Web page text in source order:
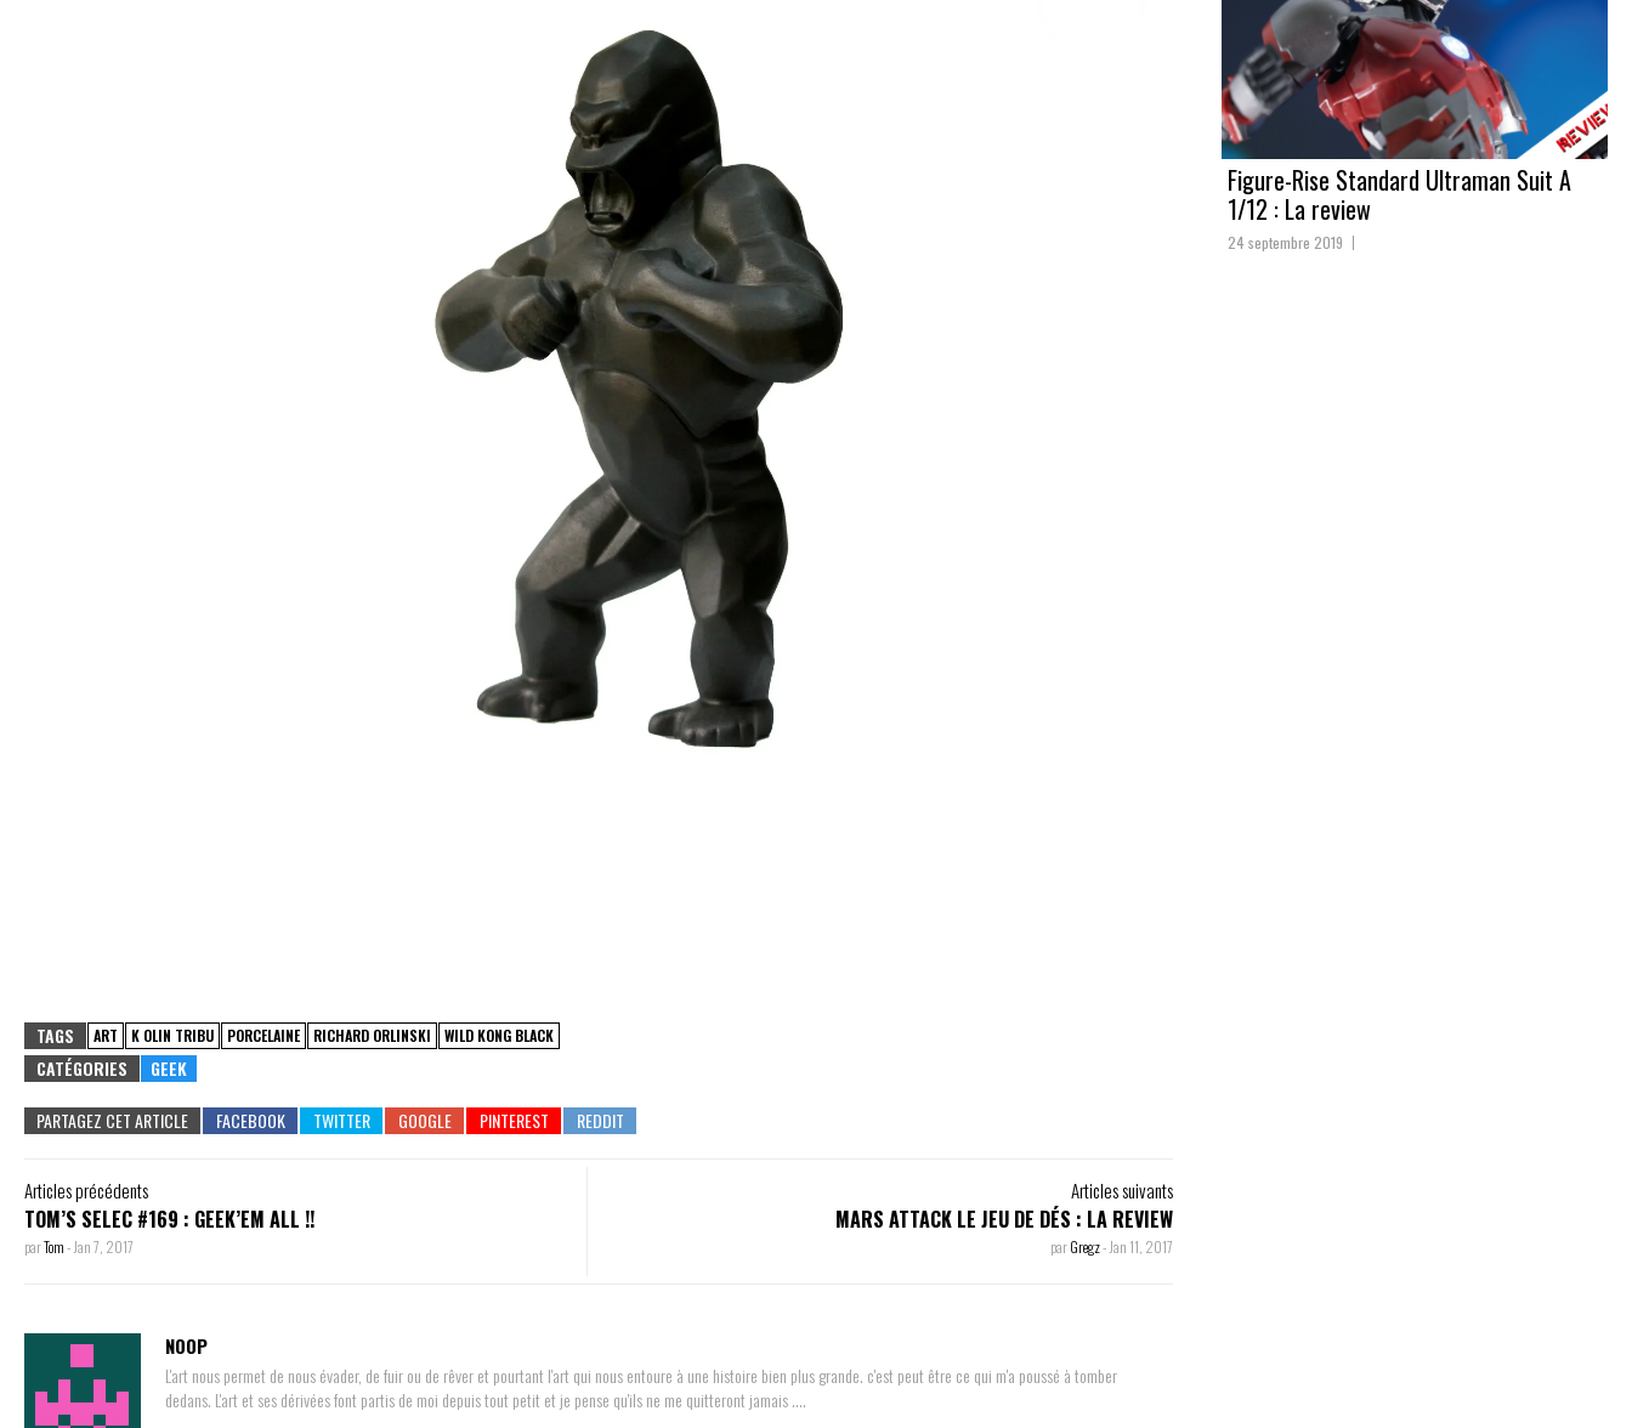
TAGS ART K OLIN TRIBU PORCELAINE RICHARD ORLINSKI WILD KONG BLACK
CATÉGORIES GEEK
PARTAGEZ CET ARTICLE
Articles précédents
TOM’S SELEC #169 : GEEK’EM ALL !!
parTom- Jan 7, 2017
Articles suivants
MARS ATTACK LE JEU DE DÉS : LA REVIEW
parGregz- Jan 11, 2017
NOOP
L'art nous permet de nous évader, de fuir ou de rêver et pourtant l'art qui nous entoure à une histoire bien plus grande. c'est peut être ce qui m'a poussé à tomber
dedans. L'art et ses dérivées font partis de moi depuis tout petit et je pense qu'ils ne me quitteront jamais ....
Figure-Rise Standard Ultraman Suit A
1/12 : La review
24 septembre 2019